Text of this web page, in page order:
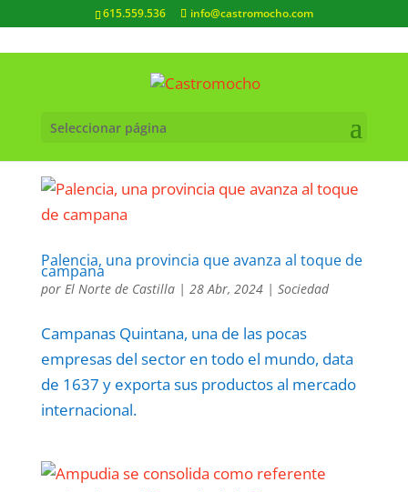
615.559.536 info@castromocho.com
Seleccionar página
Palencia, una provincia que avanza al toque de
campana
por El Norte de Castilla| 28 Abr, 2024| Sociedad
Campanas Quintana, una de las pocas
empresas del sector en todo el mundo, data
de 1637 y exporta sus productos al mercado
internacional.